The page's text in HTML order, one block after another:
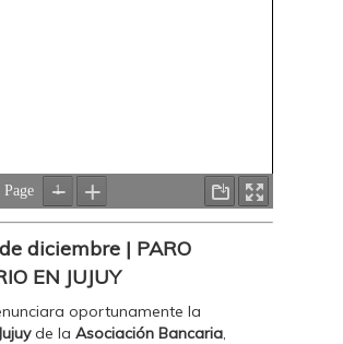
diciembre | PARO
EN JUJUY
oportunamente la
de la Asociación Bancaria,